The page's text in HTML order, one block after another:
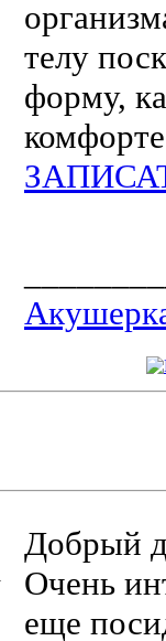
телу
форму,
Добрый
Очень
еще